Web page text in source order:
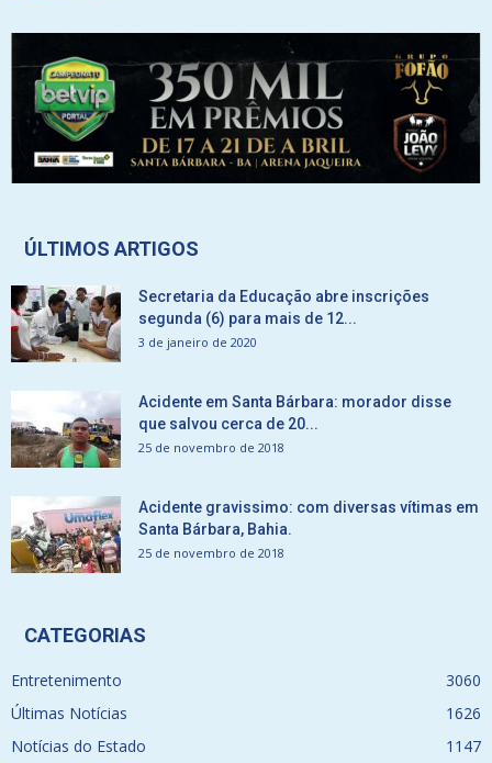
ÚLTIMOS ARTIGOS
Secretaria da Educação abre inscrições
segunda (6) para mais de 12...
3 de janeiro de 2020
Acidente em Santa Bárbara: morador disse
que salvou cerca de 20...
25 de novembro de 2018
Acidente gravissimo: com diversas vítimas em
Santa Bárbara, Bahia.
25 de novembro de 2018
CATEGORIAS
Entretenimento
3060
Últimas Notícias
1626
Notícias do Estado
1147